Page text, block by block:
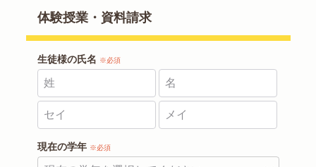
体験授業・資料請求
生徒様の氏名 ※必須
現在の学年 ※必須